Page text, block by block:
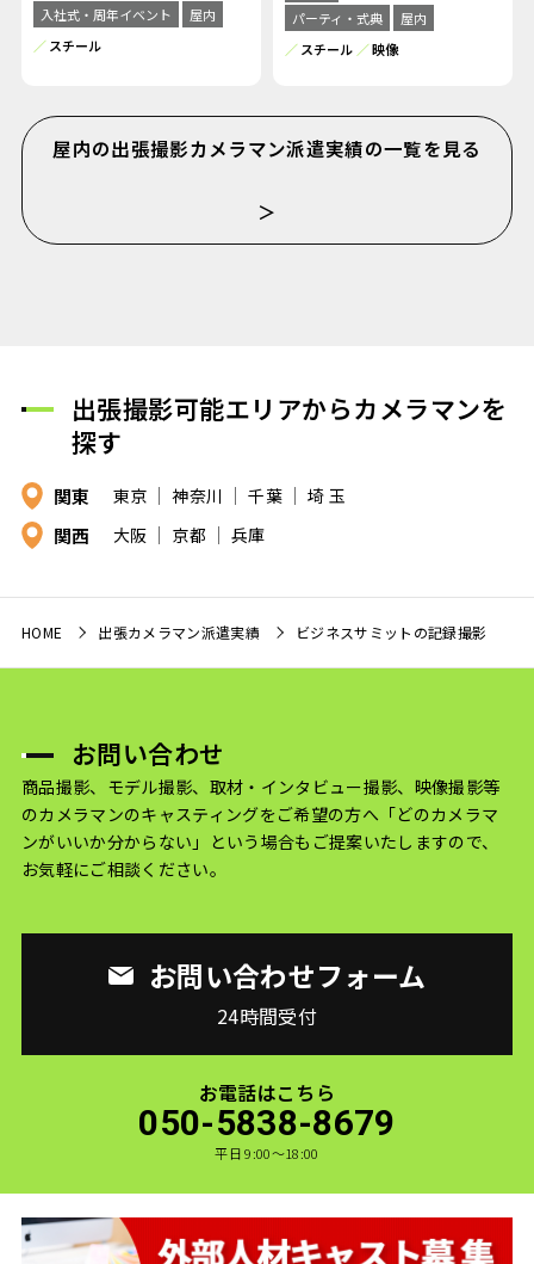
入社式・周年イベント
屋内
スチール
パーティ・式典
屋内
スチール
映像
屋内の出張撮影カメラマン派遣実績の一覧を見る
＞
出張撮影可能エリアからカメラマンを
探す
関東 東京 神奈川 千葉 埼 玉
関西 大阪 京都 兵庫
HOME 出張カメラマン派遣実績 ビジネスサミットの記録撮影
お問い合わせ
商品撮影、モデル撮影、取材・インタビュー撮影、映像撮影等
のカメラマンのキャスティングをご希望の方へ 「どのカメラマ
ンがいいか分からない」という場合もご提案いたしますので、
お気軽にご相談ください。
お問い合わせフォーム
24時間受付
お電話はこちら
050-5838-8679
平日 9:00〜18:00